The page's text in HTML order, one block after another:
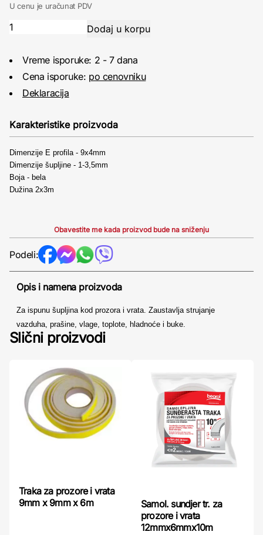
U cenu je uračunat PDV
Vreme isporuke: 2 - 7 dana
Cena isporuke: po cenovniku
Deklaracija
Karakteristike proizvoda
Dimenzije E profila - 9x4mm
Dimenzije šupljine - 1-3,5mm
Boja - bela
Dužina 2x3m
Obavestite me kada proizvod bude na sniženju
Podeli:
Opis i namena proizvoda
Za ispunu šupljina kod prozora i vrata. Zaustavlja strujanje
vazduha, prašine, vlage, toplote, hladnoće i buke.
Slični proizvodi
Traka za prozore i vrata
9mm x 9mm x 6m
Samol. sundjer tr. za
prozore i vrata
12mmx6mmx10m